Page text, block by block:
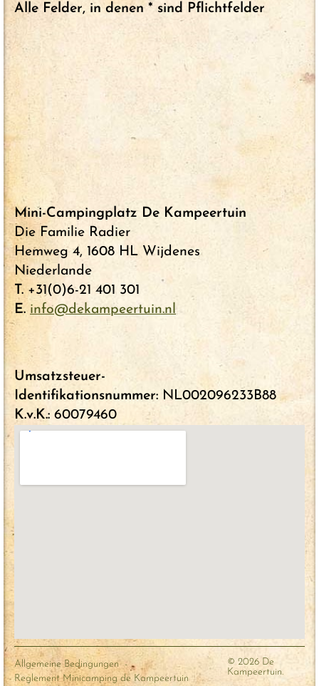
Alle Felder, in denen * sind Pflichtfelder
Mini-Campingplatz De Kampeertuin
Die Familie Radier
Hemweg 4, 1608 HL Wijdenes
Niederlande
T.+31(0)6-21 401 301
E. info@dekampeertuin.nl
Umsatzsteuer-
Identifikationsnummer: NL002096233B88
K.v.K.: 60079460
Allgemeine Bedingungen-
Reglement Minicamping de Kampeertuin
© 2026 De
Kampeertuin.